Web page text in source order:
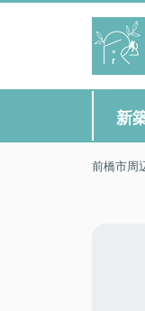
新
前橋市周